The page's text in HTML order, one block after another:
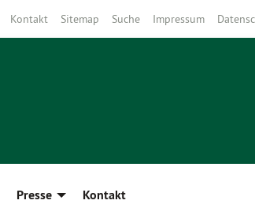
Kontakt Sitemap Suche Impressum
Presse Kontakt